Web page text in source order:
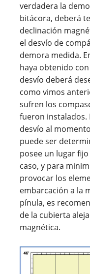
verdadera la
bitácora, deberá
declinación
el desvío de
demora medida.
haya obtenido
desvío deberá
como vimos
sufren los
fueron instalados.
desvío al
puede ser
posee un lugar
caso, y para
provocar los
embarcación a la
pínula, es
de la cubierta
magnética.